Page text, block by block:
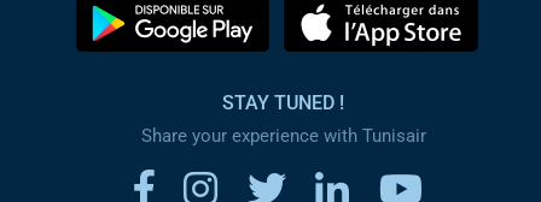
STAY TUNED !
Share your experience with Tunisair